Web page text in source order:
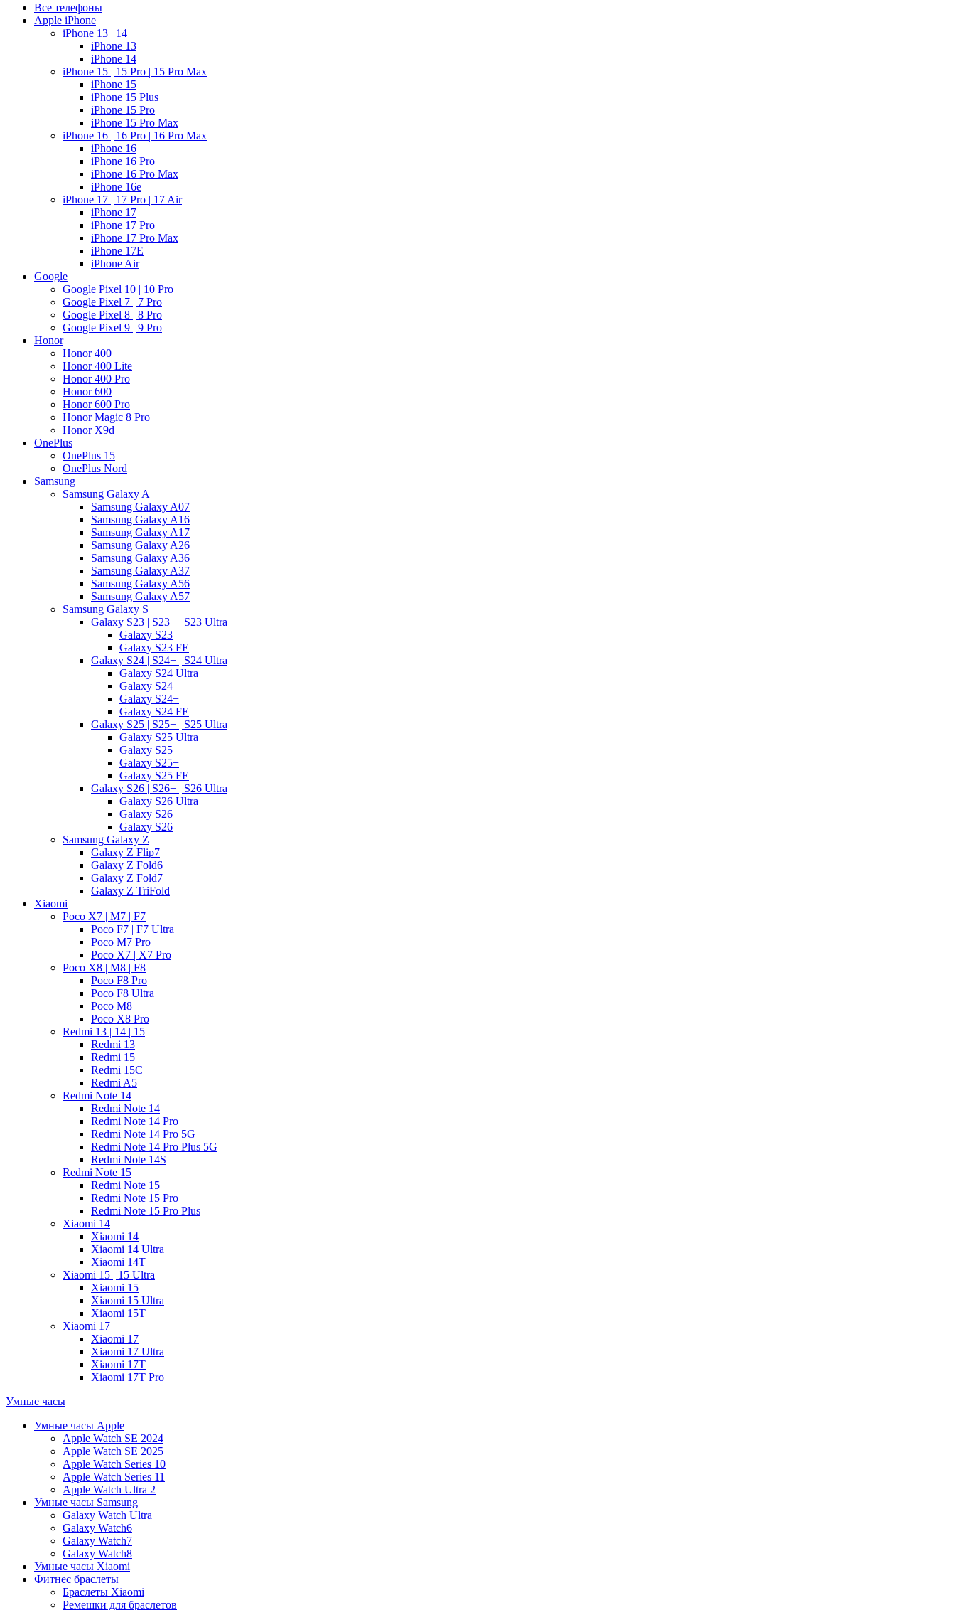
Все телефоны
Apple iPhone
iPhone 13 | 14
iPhone 13
iPhone 14
iPhone 15 | 15 Pro | 15 Pro Max
iPhone 15
iPhone 15 Plus
iPhone 15 Pro
iPhone 15 Pro Max
iPhone 16 | 16 Pro | 16 Pro Max
iPhone 16
iPhone 16 Pro
iPhone 16 Pro Max
iPhone 16e
iPhone 17 | 17 Pro | 17 Air
iPhone 17
iPhone 17 Pro
iPhone 17 Pro Max
iPhone 17E
iPhone Air
Google
Google Pixel 10 | 10 Pro
Google Pixel 7 | 7 Pro
Google Pixel 8 | 8 Pro
Google Pixel 9 | 9 Pro
Honor
Honor 400
Honor 400 Lite
Honor 400 Pro
Honor 600
Honor 600 Pro
Honor Magic 8 Pro
Honor X9d
OnePlus
OnePlus 15
OnePlus Nord
Samsung
Samsung Galaxy A
Samsung Galaxy A07
Samsung Galaxy A16
Samsung Galaxy A17
Samsung Galaxy A26
Samsung Galaxy A36
Samsung Galaxy A37
Samsung Galaxy A56
Samsung Galaxy A57
Samsung Galaxy S
Galaxy S23 | S23+ | S23 Ultra
Galaxy S23
Galaxy S23 FE
Galaxy S24 | S24+ | S24 Ultra
Galaxy S24 Ultra
Galaxy S24
Galaxy S24+
Galaxy S24 FE
Galaxy S25 | S25+ | S25 Ultra
Galaxy S25 Ultra
Galaxy S25
Galaxy S25+
Galaxy S25 FE
Galaxy S26 | S26+ | S26 Ultra
Galaxy S26 Ultra
Galaxy S26+
Galaxy S26
Samsung Galaxy Z
Galaxy Z Flip7
Galaxy Z Fold6
Galaxy Z Fold7
Galaxy Z TriFold
Xiaomi
Poco X7 | M7 | F7
Poco F7 | F7 Ultra
Poco M7 Pro
Poco X7 | X7 Pro
Poco X8 | M8 | F8
Poco F8 Pro
Poco F8 Ultra
Poco M8
Poco X8 Pro
Redmi 13 | 14 | 15
Redmi 13
Redmi 15
Redmi 15C
Redmi A5
Redmi Note 14
Redmi Note 14
Redmi Note 14 Pro
Redmi Note 14 Pro 5G
Redmi Note 14 Pro Plus 5G
Redmi Note 14S
Redmi Note 15
Redmi Note 15
Redmi Note 15 Pro
Redmi Note 15 Pro Plus
Xiaomi 14
Xiaomi 14
Xiaomi 14 Ultra
Xiaomi 14T
Xiaomi 15 | 15 Ultra
Xiaomi 15
Xiaomi 15 Ultra
Xiaomi 15T
Xiaomi 17
Xiaomi 17
Xiaomi 17 Ultra
Xiaomi 17T
Xiaomi 17T Pro
Умные часы
Умные часы Apple
Apple Watch SE 2024
Apple Watch SE 2025
Apple Watch Series 10
Apple Watch Series 11
Apple Watch Ultra 2
Умные часы Samsung
Galaxy Watch Ultra
Galaxy Watch6
Galaxy Watch7
Galaxy Watch8
Умные часы Xiaomi
Фитнес браслеты
Браслеты Xiaomi
Ремешки для браслетов